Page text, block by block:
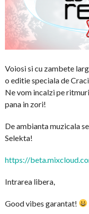
Voiosi si cu zambete
o editie speciala de
Ne vom incalzi pe
pana in zori!
De ambianta muzicala
Selekta!
https://
Intrarea libera,
Good vibes garantat!